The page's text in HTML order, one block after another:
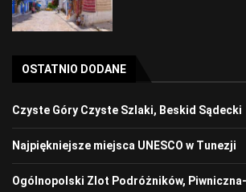
OSTATNIO DODANE
Czyste Góry Czyste Szlaki, Beskid Sądecki
Najpiękniejsze miejsca UNESCO w Tunezji
Ogólnopolski Zlot Podróżników,